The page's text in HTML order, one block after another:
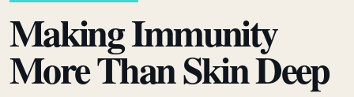
Making Immunity
More Than Skin Deep